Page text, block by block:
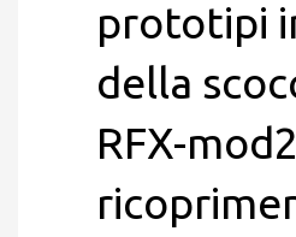
prototipi
della
RFX-